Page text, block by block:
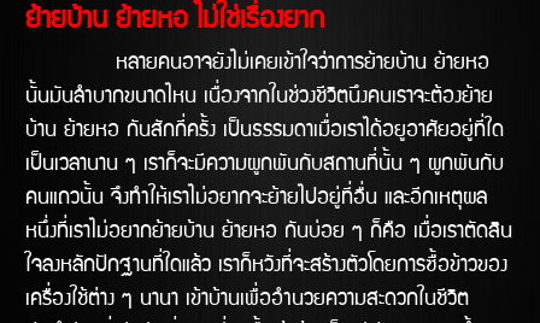
ย้ายบ้าน ย้ายหอ ไม่ใช่เรื่องยาก
หลายคนอาจยังไม่เคยเข้าใจว่าการย้ายบ้าน ย้ายหอ
นั้นมันลำบากขนาดไหน เนื่องจากในช่วงชีวิตนึงคนเราจะต้องย้าย
บ้าน ย้ายหอ กันสักกี่ครั้ง เป็นธรรมดาเมื่อเราได้อยูอาศัยอยู่ที่ใด
เป็นเวลานาน ๆ เราก็จะมีความผูกพันกับสถานที่นั้น ๆ ผูกพันกับ
คนแถวนั้น จึงทำให้เราไม่อยากจะย้ายไปอยู่ที่อื่น และอีกเหตุผล
หนึ่งที่เราไม่อยากย้ายบ้าน ย้ายหอ กันบ่อย ๆ ก็คือ เมื่อเราตัดสิน
ใจลงหลักปักฐานที่ใดแล้ว เราก็หวังที่จะสร้างตัวโดยการซื้อข้าวของ
เครื่องใช้ต่าง ๆ นานา เข้าบ้านเพื่ออำนวยความสะดวกในชีวิต